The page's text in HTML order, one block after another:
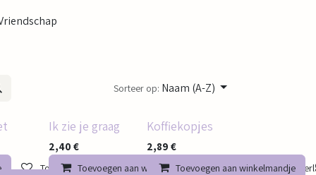
Sorteer op: Naam (A-Z)
Toevoegen aan verlanglijst
Ik zie je graag
2,40 €
Toevoegen aan winkelmandje Toevoegen aan
Koffiekopjes
2,89 €
Toevoegen aan winkelmandje